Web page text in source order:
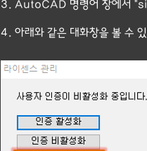
3. AutoCAD 명령어 창에서
4. 아래와 같은 대화창을 볼 수